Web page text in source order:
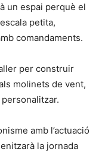
un espai perquè el
petita,
comandaments.
per construir
molinets de vent,
amb l’actuació
la jornada